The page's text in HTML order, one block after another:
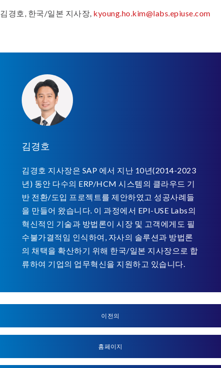
김경호, 한국/일본 지사장, kyoung.ho.kim@labs.epiuse.com
김경호
김경호 지사장은 SAP 에서 지난 10년(2014-2023
년) 동안 다수의 ERP/HCM 시스템의 클라우드 기
반 전환/도입 프로젝트를 제안하였고 성공사례들
을 만들어 왔습니다. 이 과정에서 EPI-USE Labs의
혁신적인 기술과 방법론이 시장 및 고객에게도 필
수불가결적임 인식하여, 자사의 솔루션과 방법론
의 채택을 확산하기 위해 한국/일본 지사장으로 합
류하여 기업의 업무혁신을 지원하고 있습니다.
이전의
홈페이지